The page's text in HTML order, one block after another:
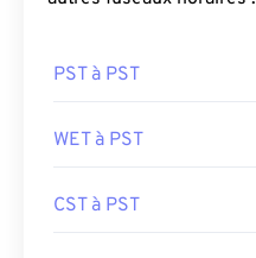
PST à PST
WET à PST
CST à PST